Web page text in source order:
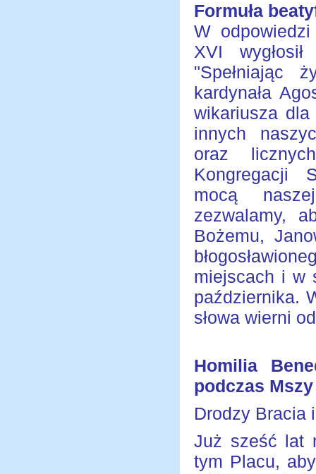
Formuła
W
XVI wygłosił
"Spełniając
kardynała
wikariusza
innych
oraz
Kongregacji
mocą
zezwalamy,
Bożemu,
miejscach i w
października.
słowa wierni
Homilia
podczas
Drodzy Bracia
Już sześć lat
tym Placu,